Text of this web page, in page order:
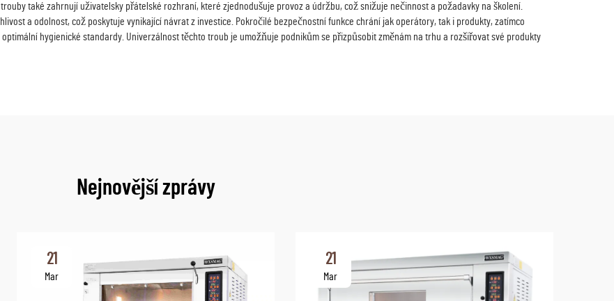
také zahrnují uživatelsky přátelské rozhraní, které zjednodušuje provoz a údržbu, což snižuje nečinnost a požadavky na školení.
a odolnost, což poskytuje vynikající návrat z investice. Pokročilé bezpečnostní funkce chrání jak operátory, tak i produkty, zatímco
hygienické standardy. Univerzálnost těchto troub je umožňuje podnikům se přizpůsobit změnám na trhu a rozšiřovat své produkty
Nejnovější zprávy
21
Mar
21
Mar